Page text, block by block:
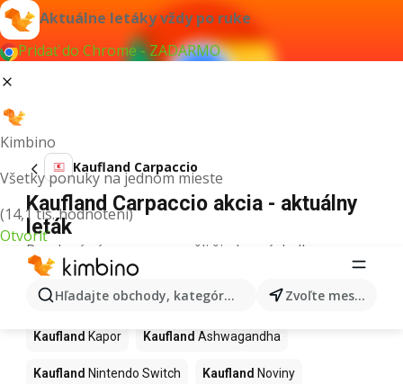
Aktuálne letáky vždy po ruke
Pridať do Chrome - ZADARMO
Kimbino
Všetky ponuky na jednom mieste
(14,1 tis. hodnotení)
Otvoriť
Hľadajte obchody, kategórie, produkty... Zvoľte mesto
Kaufland Carpaccio
Kaufland Carpaccio akcia - aktuálny
leták
Pre daný výraz sme nenašli žiadne výsledky.
Ďalšie produkty v obchodoch
Kaufland
Kaufland Kapor Kaufland Ashwagandha
Kaufland Nintendo Switch Kaufland Noviny